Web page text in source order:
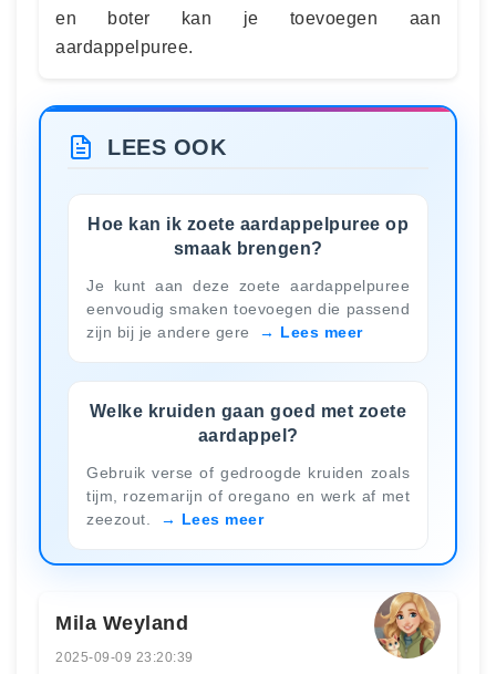
en boter kan je toevoegen aan
aardappelpuree.
LEES OOK
Hoe kan ik zoete aardappelpuree op
smaak brengen?
Je kunt aan deze zoete aardappelpuree
eenvoudig smaken toevoegen die passend
zijn bij je andere gere
Lees meer
Welke kruiden gaan goed met zoete
aardappel?
Gebruik verse of gedroogde kruiden zoals
tijm, rozemarijn of oregano en werk af met
zeezout.
Lees meer
Mila Weyland
2025-09-09 23:20:39